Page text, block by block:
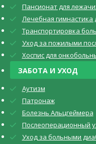
Пансионат для
Лечебная гимнастика
Транспортировка
Уход за пожилыми
Хоспис для
ЗАБОТА И УХОД
Аутизм
Патронаж
Болезнь Альцгеймера
Послеоперационный
Уход за больными